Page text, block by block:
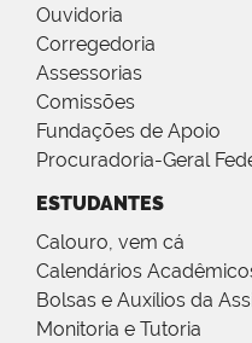
Ouvidoria
Corregedoria
Assessorias
Comissões
Fundações de Apoio
Procuradoria-Geral
ESTUDANTES
Calouro, vem cá
Calendários
Bolsas e Auxílios da
Monitoria e Tutoria